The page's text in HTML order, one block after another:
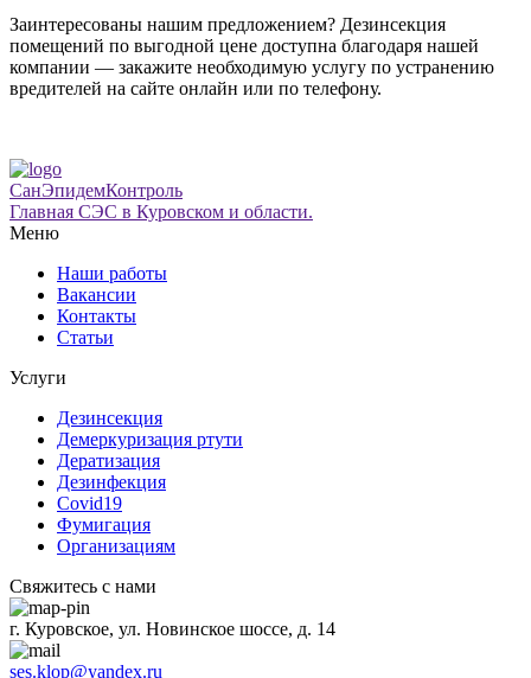
Заинтересованы нашим предложением? Дезинсекция
помещений по выгодной цене доступна благодаря нашей
компании — закажите необходимую услугу по устранению
вредителей на сайте онлайн или по телефону.
СанЭпидемКонтроль
Главная СЭС в Куровском и области.
Меню
Наши работы
Вакансии
Контакты
Статьи
Услуги
Дезинсекция
Демеркуризация ртути
Дератизация
Дезинфекция
Covid19
Фумигация
Организациям
Свяжитесь с нами
г. Куровское, ул. Новинское шоссе, д. 14
ses.klop@yandex.ru